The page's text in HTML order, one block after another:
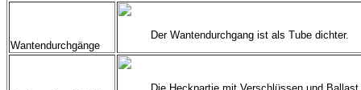
Wantendurchgänge
Der Wantendurchgang ist als Tube dichter.